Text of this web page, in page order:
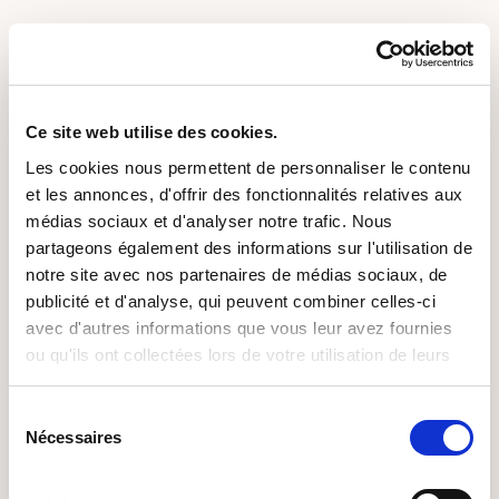
Ce site web utilise des cookies.
Les cookies nous permettent de personnaliser le contenu
et les annonces, d'offrir des fonctionnalités relatives aux
médias sociaux et d'analyser notre trafic. Nous
partageons également des informations sur l'utilisation de
notre site avec nos partenaires de médias sociaux, de
publicité et d'analyse, qui peuvent combiner celles-ci
avec d'autres informations que vous leur avez fournies
ou qu'ils ont collectées lors de votre utilisation de leurs
services.
Nécessaires
Le site Internet ne pourra être tenu responsable de
l’utilisateur du site s’engage à accéder au site en utilisant
un matériel récent, ne contenant pas de virus et avec un
navigateur de dernière génération mis-à-jour
7. PROPRIÉTÉ INTELLECTUELLE ET
CONTREFAÇONS
Sofitex est propriétaire des droits de propriété
intellectuelle ou détient les droits d’usage sur tous les